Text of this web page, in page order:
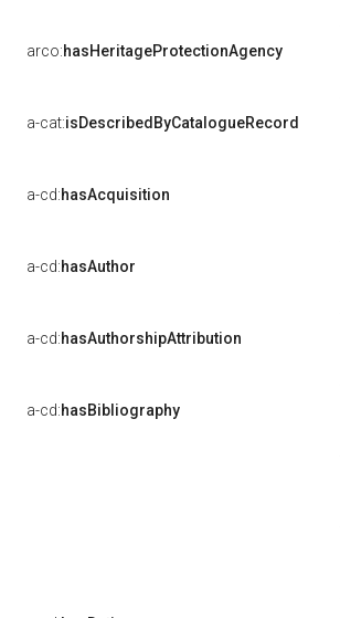
arco:hasHeritageProtectionAgency
a-cat:isDescribedByCatalogueRecord
a-cd:hasAcquisition
a-cd:hasAuthor
a-cd:hasAuthorshipAttribution
a-cd:hasBibliography